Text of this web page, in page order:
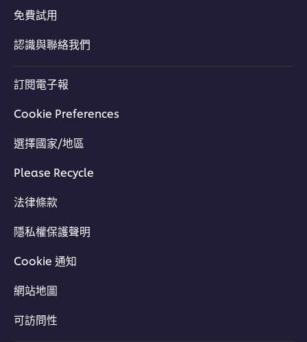
免費試用
認識與聯絡我們
訂閱電子報
Cookie Preferences
選擇國家/地區
Please Recycle
法律條款
隱私權保護聲明
Cookie 通知
網站地圖
可訪問性